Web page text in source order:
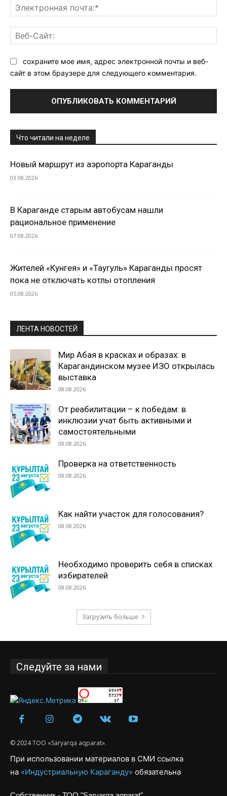
сохраните мое имя, адрес электронной почты и веб-
сайт в этом браузере для следующего комментария.
Что читали на неделе
Новый маршрут из аэропорта Караганды
03.08.2026
В Караганде старым автобусам нашли
рациональное применение
07.08.2026
Жителей «Кунгея» и «Таугуль» Караганды просят
пока не отключать котлы отопления
05.08.2026
ЛЕНТА НОВОСТЕЙ
Мир Абая в красках и образах: в
Карагандинском музее ИЗО открылась
выставка
08.08.2026
От реабилитации – к победам: в
инклюзии учат быть активными и
самостоятельными
08.08.2026
Проверка на ответственность
08.08.2026
Как найти участок для голосования?
08.08.2026
Необходимо проверить себя в списках
избирателей
08.08.2026
Загрузить больше
Следуйте за нами
© 2024 ТОО «Saryarqa aqparat».
При использовании материалов в СМИ ссылка
на «Индустриальную Караганду» обязательна